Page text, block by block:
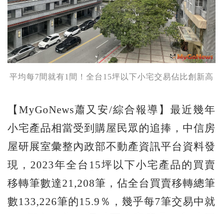
平均每7間就有1間！全台15坪以下小宅交易佔比創新高
【MyGoNews蕭又安/綜合報導】最近幾年
小宅產品相當受到購屋民眾的追捧，中信房
屋研展室彙整內政部不動產資訊平台資料發
現，2023年全台15坪以下小宅產品的買賣
移轉筆數達21,208筆，佔全台買賣移轉總筆
數133,226筆的15.9％，幾乎每7筆交易中就